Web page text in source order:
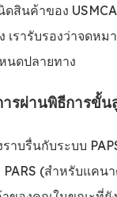
ดสินค้าของ
เรารับรองว่าจดหม
นดปลายทาง
รผ่านพิธีการขั้น
าบรื่นกับระบบ
(สำหรับแคน